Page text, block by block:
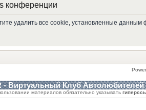
конференции
удалить все cookie, установленные
- Виртуальный Клуб Автолюбителей
материалов обязательно указывать